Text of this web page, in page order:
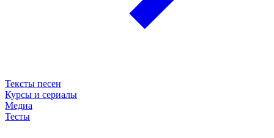
Тексты песен
Курсы и сериалы
Медиа
Тесты